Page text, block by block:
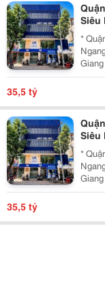
Siêu
Dt
*
Giang - Diện Tích: 42M2. - Kết Cấu: 5 Tầng - Thang Máy
- Từ
35,5 tỷ
Siêu
Dt
*
Giang - Diện Tích: 42M2. - Kết Cấu: 5 Tầng - Thang Máy
- Từ
35,5 tỷ